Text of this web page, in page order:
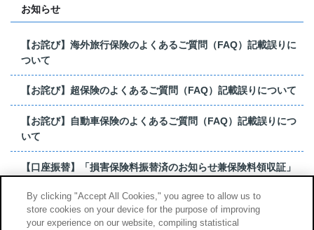
お知らせ
【お詫び】海外旅行保険のよくあるご質問（FAQ）記載誤りに
ついて
【お詫び】超保険のよくあるご質問（FAQ）記載誤りについて
【お詫び】自動車保険のよくあるご質問（FAQ）記載誤りにつ
いて
【口座振替】「損害保険料振替済のお知らせ兼保険料領収証」
【お詫び】超保険のよくあるご質問（FAQ）記載誤りについて
By clicking "Accept All Cookies," you agree to allow us to
store cookies on your device for the purpose of improving
your experience on our website, compiling statistical